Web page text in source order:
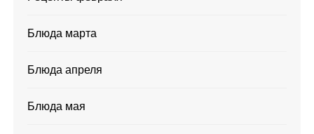
Блюда марта
Блюда апреля
Блюда мая